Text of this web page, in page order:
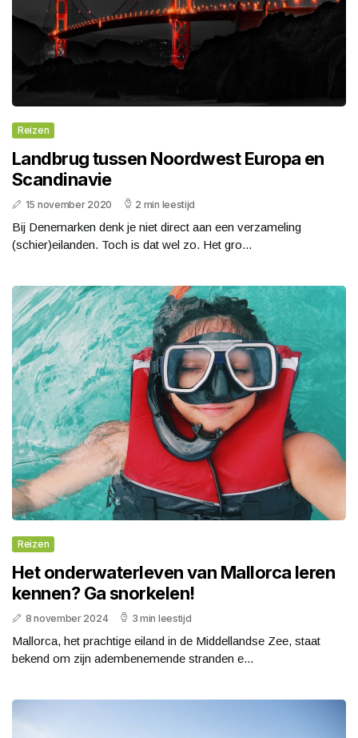
Reizen
Landbrug tussen Noordwest Europa en
Scandinavie
15 november 2020 2 min leestijd
Bij Denemarken denk je niet direct aan een verzameling
(schier)eilanden. Toch is dat wel zo. Het gro...
Reizen
Het onderwaterleven van Mallorca leren
kennen? Ga snorkelen!
8 november 2024 3 min leestijd
Mallorca, het prachtige eiland in de Middellandse Zee, staat
bekend om zijn adembenemende stranden e...